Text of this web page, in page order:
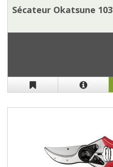
Sécateur Okatsune 103